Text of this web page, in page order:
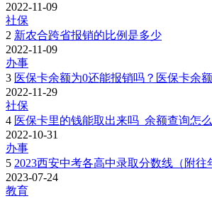
2022-11-09
社保
2 新农合跨省报销的比例是多少
2022-11-09
办事
3 医保卡余额为0还能报销吗？医保卡余
2022-11-29
社保
4 医保卡里的钱能取出来吗_余额查询怎
2022-10-31
办事
5 2023西安中考各高中录取分数线（附往
2023-07-24
教育